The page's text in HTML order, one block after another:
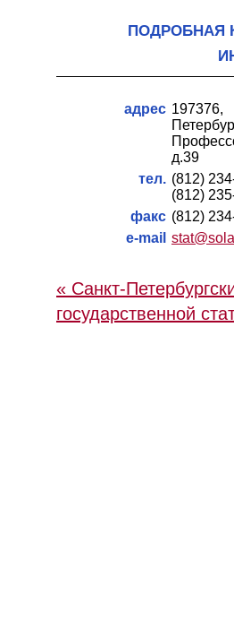
ПОДРОБНАЯ
адрес
д.39
тел. (812)
(812)
факс (812)
e-mail
« Санкт-
государственной